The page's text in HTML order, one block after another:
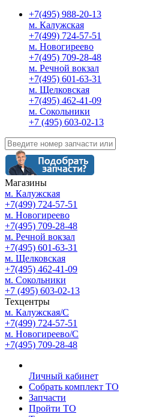
+7(495) 988-20-13
м. Калужская
+7(499) 724-57-51
м. Новогиреево
+7(495) 709-28-48
м. Речной вокзал
+7(495) 601-63-31
м. Щелковская
+7(495) 462-41-09
м. Сокольники
+7 (495) 603-02-13
Магазины
м. Калужская
+7(499) 724-57-51
м. Новогиреево
+7(495) 709-28-48
м. Речной вокзал
+7(495) 601-63-31
м. Щелковская
+7(495) 462-41-09
м. Сокольники
+7 (495) 603-02-13
Техцентры
м. Калужская/С
+7(499) 724-57-51
м. Новогиреево/С
+7(495) 709-28-48
Личный кабинет
Собрать комплект ТО
Запчасти
Пройти ТО